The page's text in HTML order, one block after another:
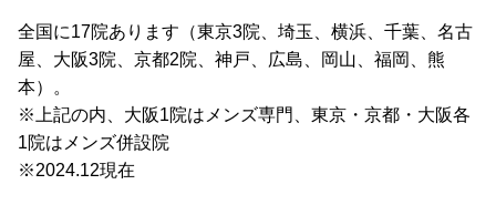
全国に17院あります（東京3院、埼玉、横浜、千葉、名古
屋、大阪3院、京都2院、神戸、広島、岡山、福岡、熊
本）。
※上記の内、大阪1院はメンズ専門、東京・京都・大阪各
1院はメンズ併設院
※2024.12現在